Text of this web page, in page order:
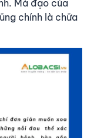
Mà đạo của
chính là chữa